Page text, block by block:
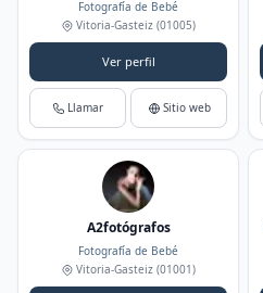
Fotografía de Bebé
Vitoria-Gasteiz (01005)
Ver perfil
Llamar Sitio web
A2fotógrafos
Fotografía de Bebé
Vitoria-Gasteiz (01001)